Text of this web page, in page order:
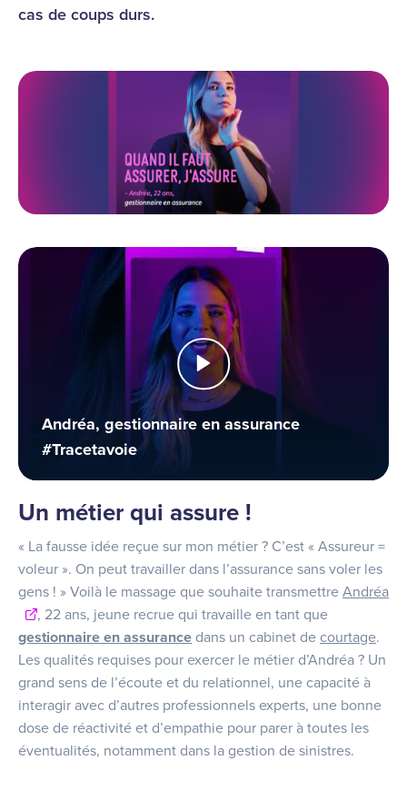
cas de coups durs.
Andréa, gestionnaire en assurance
#Tracetavoie
Un métier qui assure !
« La fausse idée reçue sur mon métier ? C’est « Assureur =
voleur ». On peut travailler dans l’assurance sans voler les
gens ! » Voilà le massage que souhaite transmettre Andréa
, 22 ans, jeune recrue qui travaille en tant que
gestionnaire en assurance dans un cabinet de courtage.
Les qualités requises pour exercer le métier d’Andréa ? Un
grand sens de l’écoute et du relationnel, une capacité à
interagir avec d’autres professionnels experts, une bonne
dose de réactivité et d’empathie pour parer à toutes les
éventualités, notamment dans la gestion de sinistres.